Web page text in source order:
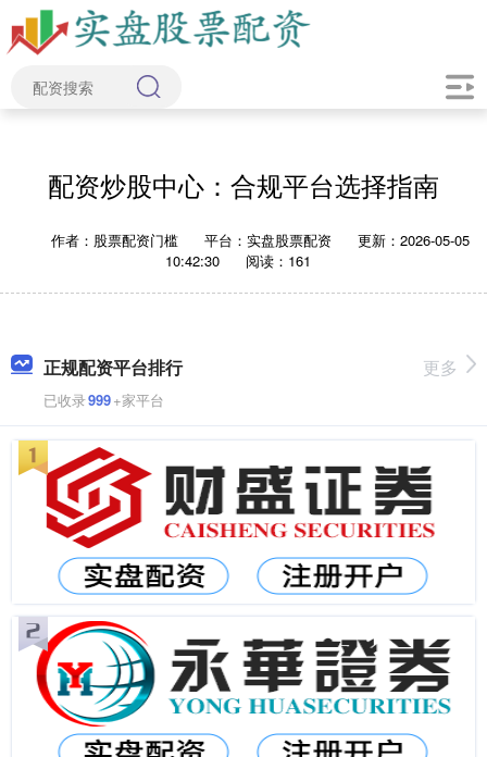
配资炒股中心：合规平台选择指南
作者：股票配资门槛 平台：实盘股票配资
更新：2026-05-05
10:42:30
阅读：161
正规配资平台排行
已收录999+家平台
更多